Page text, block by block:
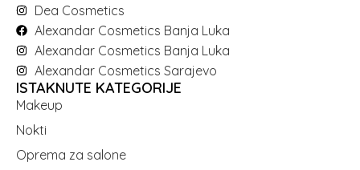
Dea Cosmetics
Alexandar Cosmetics Banja Luka
Alexandar Cosmetics Banja Luka
Alexandar Cosmetics Sarajevo
ISTAKNUTE KATEGORIJE
Makeup
Nokti
Oprema za salone